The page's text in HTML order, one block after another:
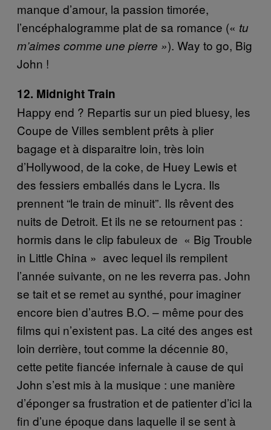
manque d’amour, la passion timorée,
l’encéphalogramme plat de sa romance («​ tu
m’aimes comme une pierre »​). Way to go, Big
John !
12. Midnight Train
Happy end ? Repartis sur un pied bluesy, les
Coupe de Villes semblent prêts à plier
bagage et à disparaitre loin, très loin
d’Hollywood, de la coke, de Huey Lewis et
des fessiers emballés dans le Lycra. Ils
prennent “le train de minuit”. Ils rêvent des
nuits de Detroit. Et ils ne se retournent pas :
hormis dans le clip fabuleux de «​ Big Trouble
in Little China »​ ​ avec lequel ils rempilent
l’année suivante, on ne les reverra pas. John
se tait et se remet au synthé, pour imaginer
encore bien d’autres B.O. – même pour des
films qui n’existent pas. La cité des anges est
loin derrière, tout comme la décennie 80,
cette petite fiancée infernale à cause de qui
John s’est mis à la musique : une manière
d’éponger sa frustration et de patienter d’ici la
fin d’une époque dans laquelle il se sent à